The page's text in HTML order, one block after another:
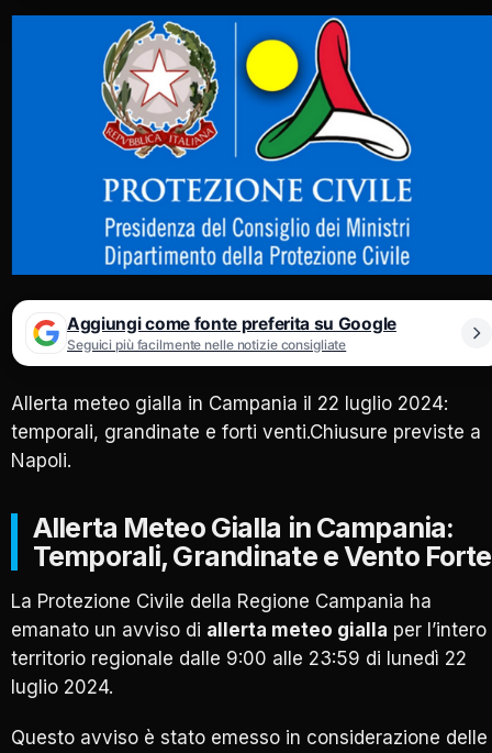
Aggiungi come fonte preferita su Google
Seguici più facilmente nelle notizie consigliate
Allerta meteo gialla in Campania il 22 luglio 2024:
temporali, grandinate e forti venti.Chiusure previste a
Napoli.
Allerta Meteo Gialla in Campania:
Temporali, Grandinate e Vento Forte
La Protezione Civile della Regione Campania ha
emanato un avviso di allerta meteo gialla per l’intero
territorio regionale dalle 9:00 alle 23:59 di lunedì 22
luglio 2024.
Questo avviso è stato emesso in considerazione delle